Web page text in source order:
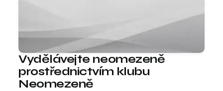
Vydělávejte neomezeně
prostřednictvím klubu
Neomezeně